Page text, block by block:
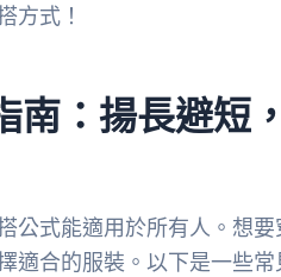
方式！
南：揚長避短
公式能適用於所有人。想
適合的服裝。以下是一些常